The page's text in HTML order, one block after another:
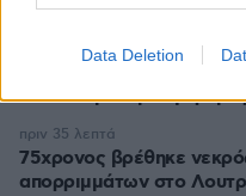
Data Deletion
Η Νικόλ Κίντμαν
παρασκήνια του
πολυαναμενόμενη
75χρονος βρέθηκε
απορριμμάτων στο
πριν 35 λεπτά